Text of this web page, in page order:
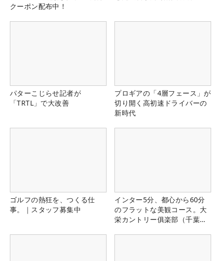
クーポン配布中！
パターこじらせ記者が
「TRTL」で大改善
プロギアの「4層フェース」が
切り開く高初速ドライバーの
新時代
ゴルフの熱狂を、つくる仕
事。｜スタッフ募集中
インター5分、都心から60分
のフラットな美観コース。大
栄カントリー俱楽部（千葉